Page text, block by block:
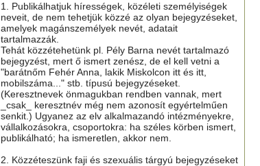
1. Publikálhatjuk hírességek, közéleti személyiségek
neveit, de nem tehetjük közzé az olyan bejegyzéseket,
amelyek magánszemélyek nevét, adatait
tartalmazzák.
Tehát közzétehetünk pl. Pély Barna nevét tartalmazó
bejegyzést, mert ő ismert zenész, de el kell vetni a
"barátnőm Fehér Anna, lakik Miskolcon itt és itt,
mobilszáma..." stb. típusú bejegyzéseket.
(Keresztnevek önmagukban rendben vannak, mert
_csak_ keresztnév még nem azonosít egyértelműen
senkit.) Ugyanez az elv alkalmazandó intézményekre,
vállalkozásokra, csoportokra: ha széles körben ismert,
publikálható; ha ismeretlen, akkor nem.
2. Közzéteszünk faji és szexuális tárgyú bejegyzéseket